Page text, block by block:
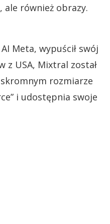
również obrazy.
Meta, wypuścił swój
z USA, Mixtral został
rozmiarze
i udostępnia swoje